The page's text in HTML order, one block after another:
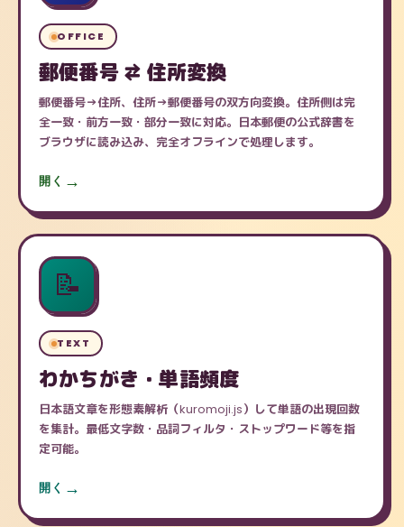
OFFICE
郵便番号 ⇄ 住所変換
郵便番号→住所、住所→郵便番号の双方向変換。住所側は完
全一致・前方一致・部分一致に対応。日本郵便の公式辞書を
ブラウザに読み込み、完全オフラインで処理します。
開く
📝
TEXT
わかちがき・単語頻度
日本語文章を形態素解析（kuromoji.js）して単語の出現回数
を集計。最低文字数・品詞フィルタ・ストップワード等を指
定可能。
開く